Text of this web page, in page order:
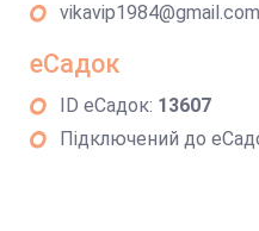
vikavip1984@gmail.com
еСадок
ID еСадок: 13607
Підключений до